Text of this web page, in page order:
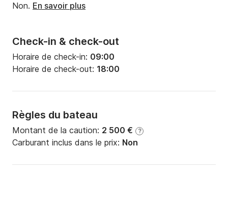
Check-in & check-out
Horaire de check-in: 09:00
Horaire de check-out: 18:00
Règles du bateau
Montant de la caution: 2 500 € ?
Carburant inclus dans le prix: Non
Non. En savoir plus